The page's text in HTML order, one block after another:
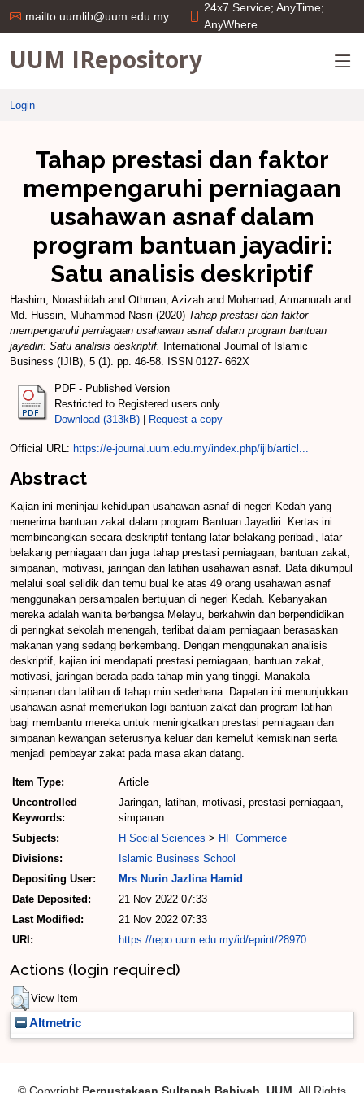
mailto:uumlib@uum.edu.my
24x7 Service; AnyTime;
AnyWhere
UUM IRepository
Login
Tahap prestasi dan faktor
mempengaruhi perniagaan
usahawan asnaf dalam
program bantuan jayadiri:
Satu analisis deskriptif
Hashim, Norashidah and Othman, Azizah and Mohamad, Armanurah and
Md. Hussin, Muhammad Nasri (2020) Tahap prestasi dan faktor
mempengaruhi perniagaan usahawan asnaf dalam program bantuan
jayadiri: Satu analisis deskriptif.
International Journal of Islamic
Business (IJIB), 5 (1). pp. 46-58. ISSN 0127- 662X
PDF - Published Version
Restricted to Registered users only
Download (313kB)
Request a copy
Official URL: https://e-journal.uum.edu.my/index.php/ijib/articl...
Abstract
Kajian ini meninjau kehidupan usahawan asnaf di negeri Kedah yang
menerima bantuan zakat dalam program Bantuan Jayadiri. Kertas ini
membincangkan secara deskriptif tentang latar belakang peribadi, latar
belakang perniagaan dan juga tahap prestasi perniagaan, bantuan zakat,
simpanan, motivasi, jaringan dan latihan usahawan asnaf. Data dikumpul
melalui soal selidik dan temu bual ke atas 49 orang usahawan asnaf
menggunakan persampalen bertujuan di negeri Kedah. Kebanyakan
mereka adalah wanita berbangsa Melayu, berkahwin dan berpendidikan
di peringkat sekolah menengah, terlibat dalam perniagaan berasaskan
makanan yang sedang berkembang. Dengan menggunakan analisis
deskriptif, kajian ini mendapati prestasi perniagaan, bantuan zakat,
motivasi, jaringan berada pada tahap min yang tinggi. Manakala
simpanan dan latihan di tahap min sederhana. Dapatan ini menunjukkan
usahawan asnaf memerlukan lagi bantuan zakat dan program latihan
bagi membantu mereka untuk meningkatkan prestasi perniagaan dan
simpanan kewangan seterusnya keluar dari kemelut kemiskinan serta
menjadi pembayar zakat pada masa akan datang.
Item Type:
Article
Uncontrolled
Keywords:
Jaringan, latihan, motivasi, prestasi perniagaan,
simpanan
Subjects:
H Social Sciences > HF Commerce
Divisions:
Islamic Business School
Depositing User:
Mrs Nurin Jazlina Hamid
Date Deposited:
21 Nov 2022 07:33
Last Modified:
21 Nov 2022 07:33
URI:
https://repo.uum.edu.my/id/eprint/28970
Actions (login required)
View Item
Altmetric